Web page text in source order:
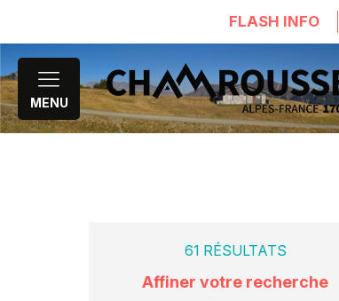
FLASH INFO
MENU
Affiner votre recherche
61 RÉSULTATS